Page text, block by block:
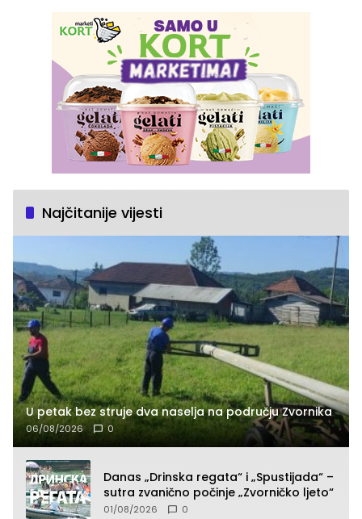
Najčitanije vijesti
U petak bez struje dva naselja na području Zvornika
06/08/2026 0
Danas „Drinska regata“ i „Spustijada“ –
sutra zvanično počinje „Zvorničko ljeto“
01/08/2026 0